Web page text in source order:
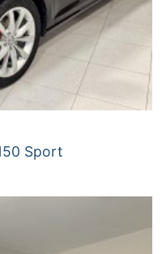
Sport